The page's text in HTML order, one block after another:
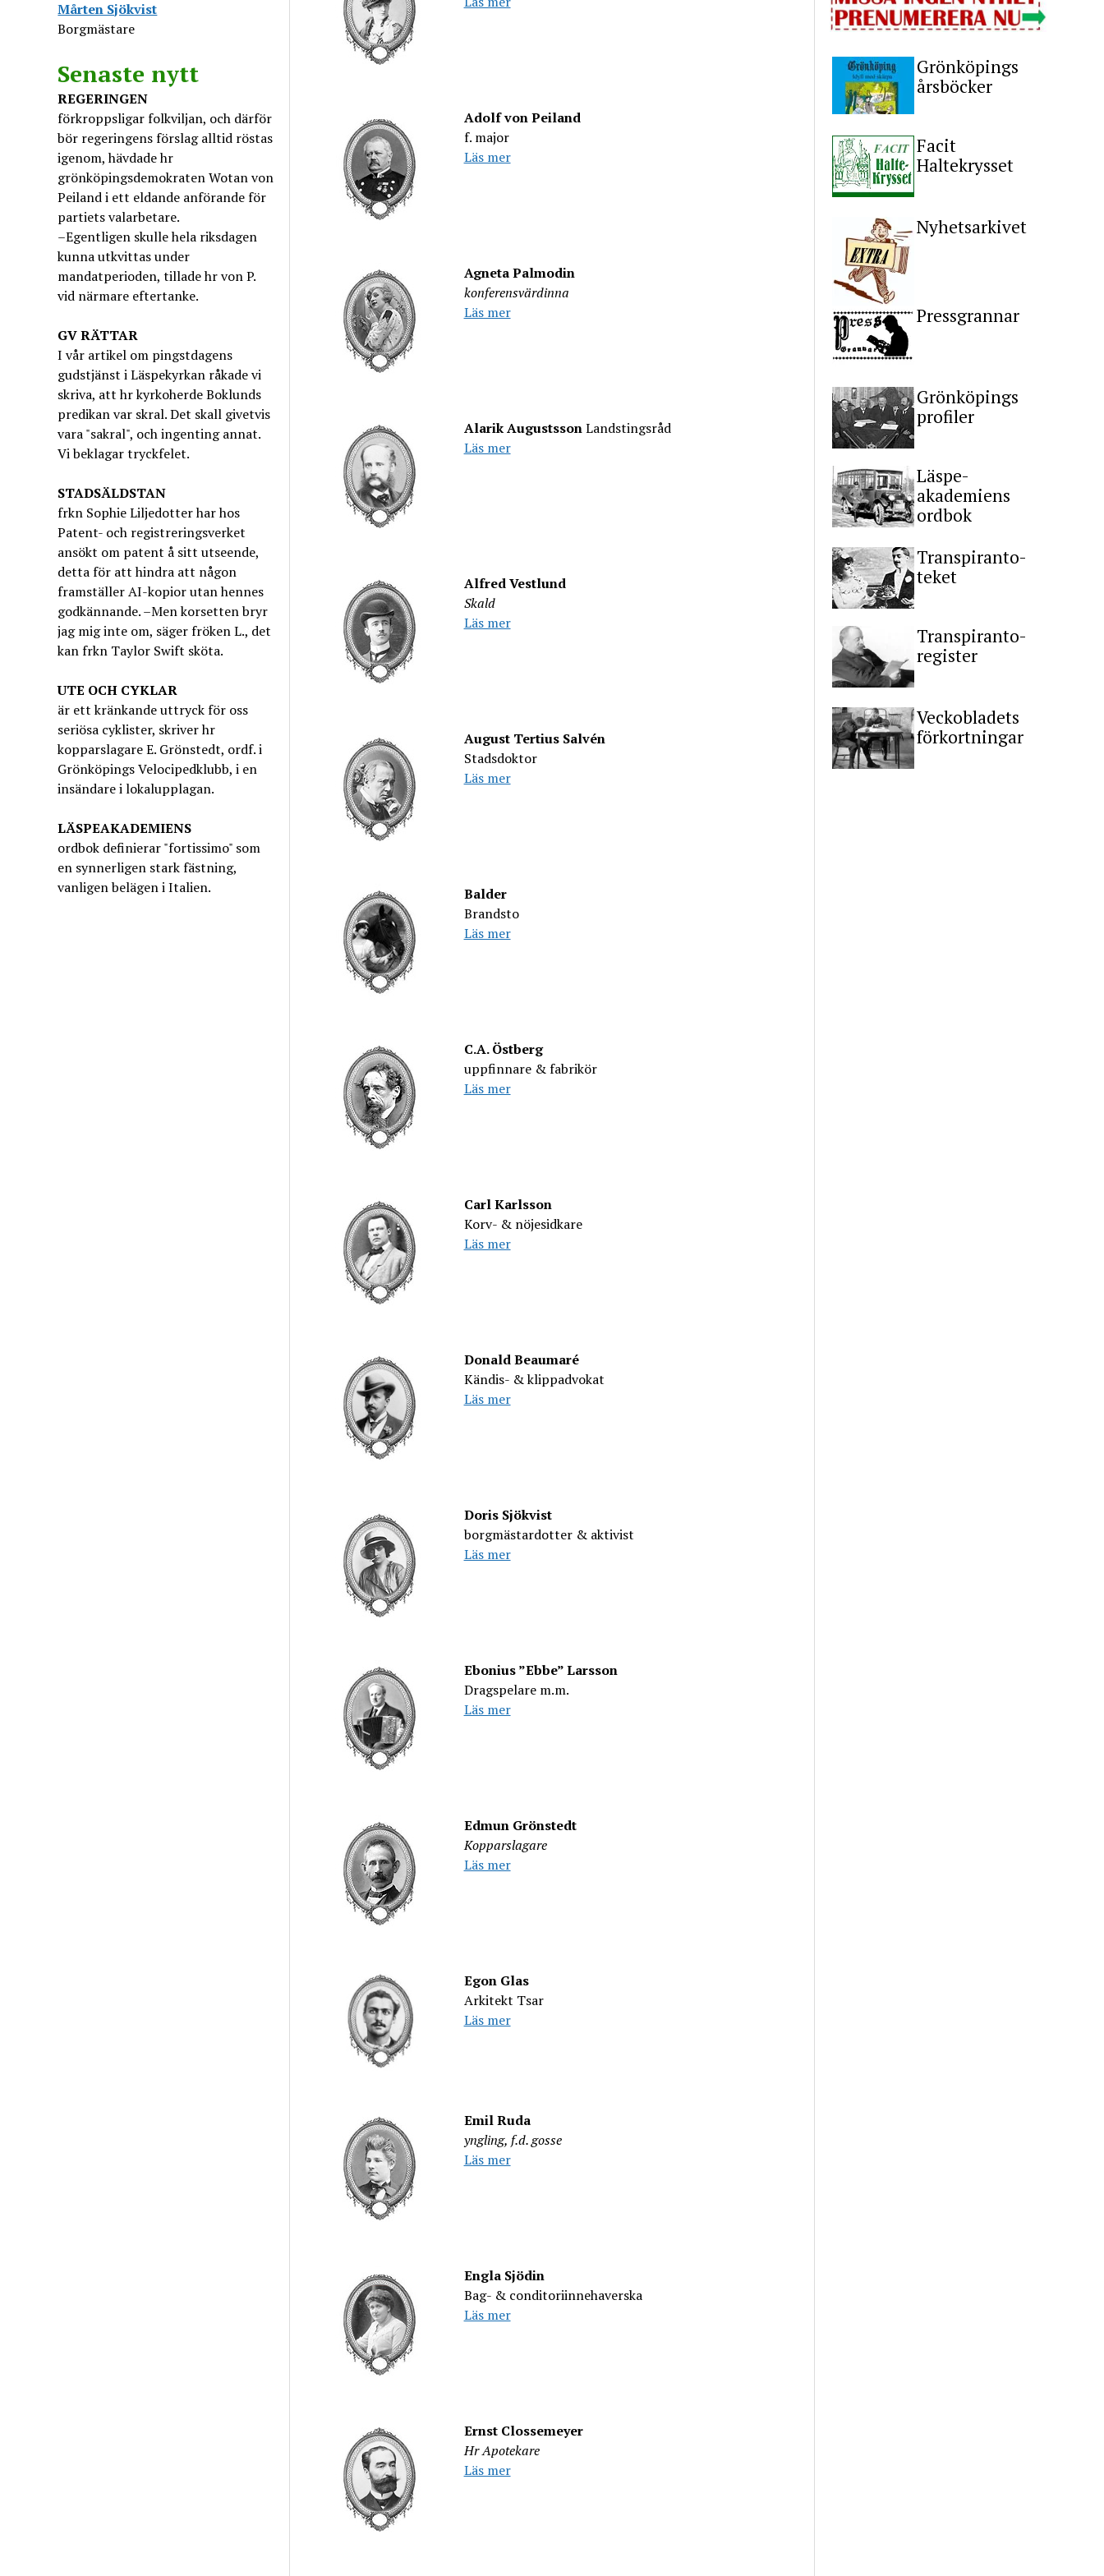
Mårten Sjökvist
Borgmästare
Senaste nytt
REGERINGEN
förkroppsligar folkviljan, och därför
bör regeringens förslag alltid röstas
igenom, hävdade hr
grönköpingsdemokraten Wotan von
Peiland i ett eldande anförande för
partiets valarbetare.
–Egentligen skulle hela riksdagen
kunna utkvittas under
mandatperioden, tillade hr von P.
vid närmare eftertanke.
GVRÄTTAR
I vår artikel om pingstdagens
gudstjänst i Läspekyrkan råkade vi
skriva, att hr kyrkoherde Boklunds
predikan var skral. Det skall givetvis
vara "sakral", och ingenting annat.
Vi beklagar tryckfelet.
STADSÄLDSTAN
frkn Sophie Liljedotter har hos
Patent- och registreringsverket
ansökt om patent å sitt utseende,
detta för att hindra att någon
framställer AI-kopior utan hennes
godkännande. –Men korsetten bryr
jag mig inte om, säger fröken L., det
kan frkn Taylor Swift sköta.
UTE OCH CYKLAR
är ett kränkande uttryck för oss
seriösa cyklister, skriver hr
kopparslagare E. Grönstedt, ordf. i
Grönköpings Velocipedklubb, i en
insändare i lokalupplagan.
LÄSPEAKADEMIENS
ordbok definierar "fortissimo" som
en synnerligen stark fästning,
vanligen belägen i Italien.
Adolf von Peiland
f. major
Läs mer
Agneta Palmodin
konferensvärdinna
Läs mer
Alarik AugustssonLandstingsråd
Läs mer
Alfred Vestlund
Skald
Läs mer
August Tertius Salvén
Stadsdoktor
Läs mer
Balder
Brandsto
Läs mer
C.A. Östberg
uppfinnare & fabrikör
Läs mer
Carl Karlsson
Korv- & nöjesidkare
Läs mer
Donald Beaumaré
Kändis- & klippadvokat
Läs mer
Doris Sjökvist
borgmästardotter & aktivist
Läs mer
Ebonius ”Ebbe” Larsson
Dragspelare m.m.
Läs mer
Edmun Grönstedt
Kopparslagare
Läs mer
Egon Glas
Arkitekt Tsar
Läs mer
Emil Ruda
yngling, f.d. gosse
Läs mer
Engla Sjödin
Bag- & conditoriinnehaverska
Läs mer
Ernst Clossemeyer
Hr Apotekare
Läs mer
Grönköpings
årsböcker
Facit
Haltekrysset
Nyhetsarkivet
Pressgrannar
Grönköpings
profiler
Läspe-
akademiens
ordbok
Transpiranto-
teket
Transpiranto-
register
Veckobladets
förkortningar